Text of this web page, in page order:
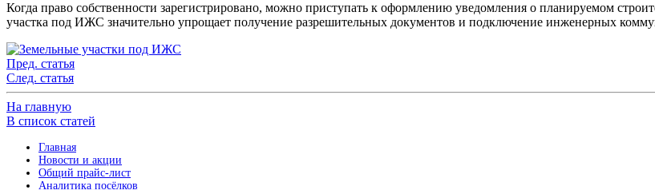
Когда право собственности зарегистрировано, можно приступать к оформлению уведомления о планируемом
участка под ИЖС значительно упрощает получение разрешительных документов и подключение инженерных
Пред. статья
След. статья
На главную
В список статей
Главная
Новости и акции
Общий прайс-лист
Аналитика посёлков